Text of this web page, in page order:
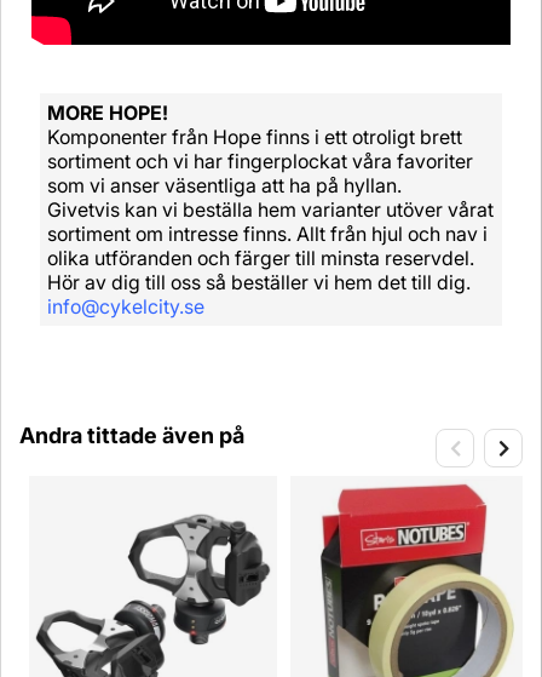
MORE HOPE!
Komponenter från Hope finns i ett otroligt brett
sortiment och vi har fingerplockat våra favoriter
som vi anser väsentliga att ha på hyllan.
Givetvis kan vi beställa hem varianter utöver vårat
sortiment om intresse finns. Allt från hjul och nav i
olika utföranden och färger till minsta reservdel.
Hör av dig till oss så beställer vi hem det till dig.
info@cykelcity.se
Andra tittade även på